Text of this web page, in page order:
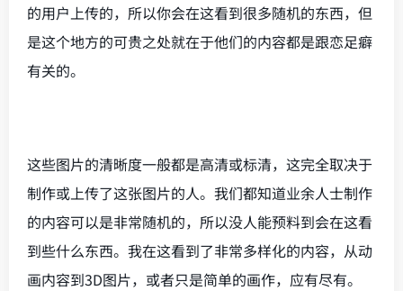
的用户上传的，所以你会在这看到很多随机的东西，但
是这个地方的可贵之处就在于他们的内容都是跟恋足癖
有关的。
这些图片的清晰度一般都是高清或标清，这完全取决于
制作或上传了这张图片的人。我们都知道业余人士制作
的内容可以是非常随机的，所以没人能预料到会在这看
到些什么东西。我在这看到了非常多样化的内容，从动
画内容到3D图片，或者只是简单的画作，应有尽有。